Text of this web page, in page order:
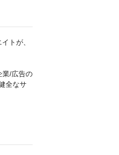
トが、
業/広告の
全なサ